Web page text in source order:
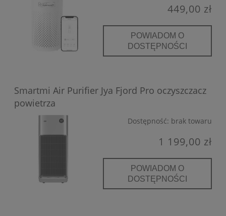
449,00 zł
POWIADOM O
DOSTĘPNOŚCI
Smartmi Air Purifier Jya Fjord Pro oczyszczacz
powietrza
Dostępność: brak towaru
1 199,00 zł
POWIADOM O
DOSTĘPNOŚCI